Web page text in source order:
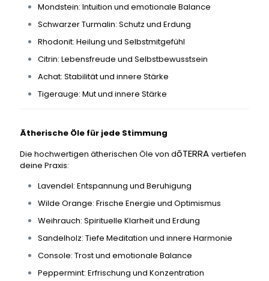
Mondstein: Intuition und emotionale Balance
Schwarzer Turmalin: Schutz und Erdung
Rhodonit: Heilung und Selbstmitgefühl
Citrin: Lebensfreude und Selbstbewusstsein
Achat: Stabilität und innere Stärke
Tigerauge: Mut und innere Stärke
Ätherische Öle für jede Stimmung
Die hochwertigen ätherischen Öle von dōTERRA vertiefen
deine Praxis:
Lavendel: Entspannung und Beruhigung
Wilde Orange: Frische Energie und Optimismus
Weihrauch: Spirituelle Klarheit und Erdung
Sandelholz: Tiefe Meditation und innere Harmonie
Console: Trost und emotionale Balance
Peppermint: Erfrischung und Konzentration